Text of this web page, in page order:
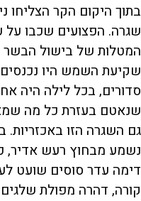
בתוך היקום הקר הצליחו
שגרה. הפצועים שכבו על
המטלות של בישול
שקיעת השמש היו
סדורים, בכל לילה היה
שנאטם בעזרת כל מה
גם השגרה הזו באכזריות.
נשמע מבחוץ רעש אדיר,
דימה עדר סוסים שועט
קורה, דהרה מפולת